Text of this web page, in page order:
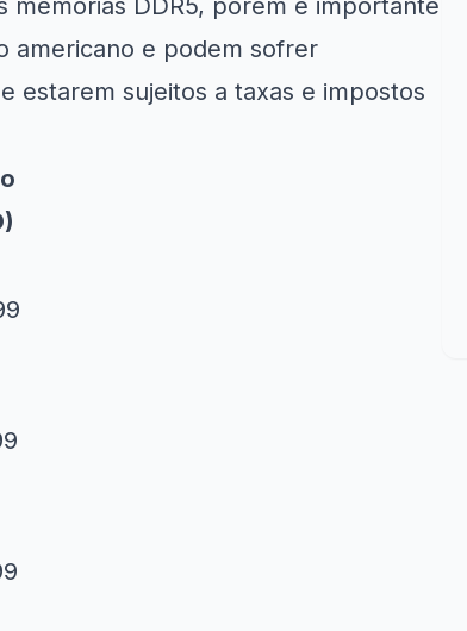
memórias DDR5, porém é importante
americano e podem sofrer
estarem sujeitos a taxas e impostos